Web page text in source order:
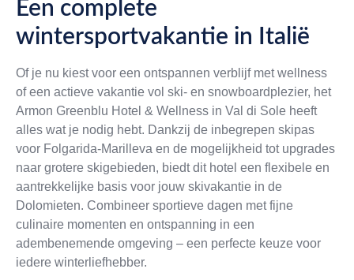
Een complete
wintersportvakantie in Italië
Of je nu kiest voor een ontspannen verblijf met wellness
of een actieve vakantie vol ski- en snowboardplezier, het
Armon Greenblu Hotel & Wellness in Val di Sole heeft
alles wat je nodig hebt. Dankzij de inbegrepen skipas
voor Folgarida-Marilleva en de mogelijkheid tot upgrades
naar grotere skigebieden, biedt dit hotel een flexibele en
aantrekkelijke basis voor jouw skivakantie in de
Dolomieten. Combineer sportieve dagen met fijne
culinaire momenten en ontspanning in een
adembenemende omgeving – een perfecte keuze voor
iedere winterliefhebber.